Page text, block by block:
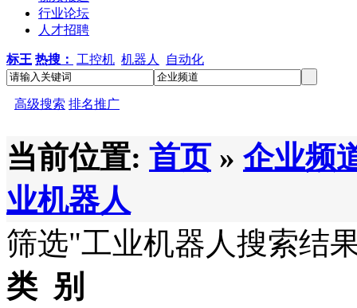
行业论坛
人才招聘
标王 热搜： 工控机 机器人 自动化
高级搜索 排名推广
当前位置: 首页 » 企业频
业机器人
筛选"工业机器人搜索结
类 别